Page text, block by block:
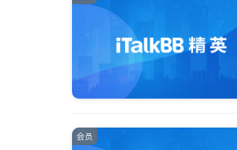
会员